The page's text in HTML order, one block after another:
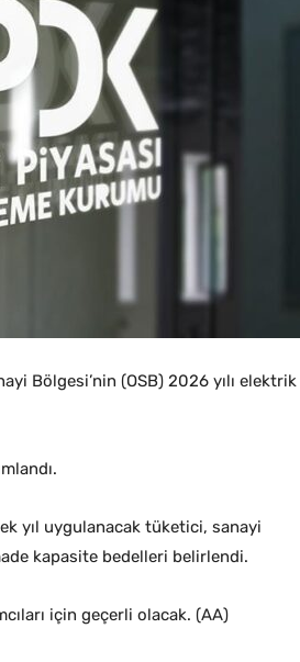
Bölgesi’nin (OSB) 2026 yılı elektrik
yıl uygulanacak tüketici, sanayi
kapasite bedelleri belirlendi.
için geçerli olacak. (AA)